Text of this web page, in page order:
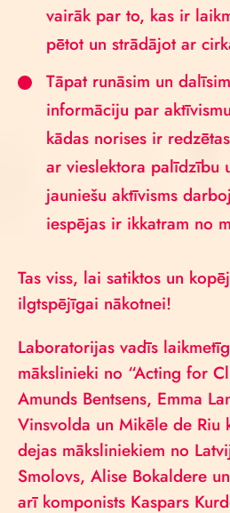
vairāk par to, kas ir
pētot un strādājot ar
Tāpat runāsim un
informāciju par
kādas norises ir
ar vieslektora palīdzību
jauniešu aktīvisms
iespējas ir ikkatram no
Tas viss, lai satiktos un
ilgtspējīgai nākotnei!
Laboratorijas vadīs
mākslinieki no “Acting for
Amunds Bentsens, Emma
Vinsvolda un Mikēle de Riu
dejas māksliniekiem no
Smolovs, Alise Bokaldere
arī komponists Kaspars